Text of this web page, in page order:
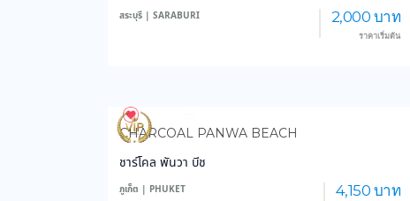
สระบุรี | SARABURI 2,000 บาท
ราคาเริ่มต้น
3,589
CHARCOAL PANWA BEACH
ชาร์โคล พันวา บีช
ภูเก็ต | PHUKET 4,150 บาท